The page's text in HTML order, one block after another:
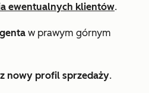
ewentualnych klientów.
w prawym górnym
nowy profil sprzedaży.